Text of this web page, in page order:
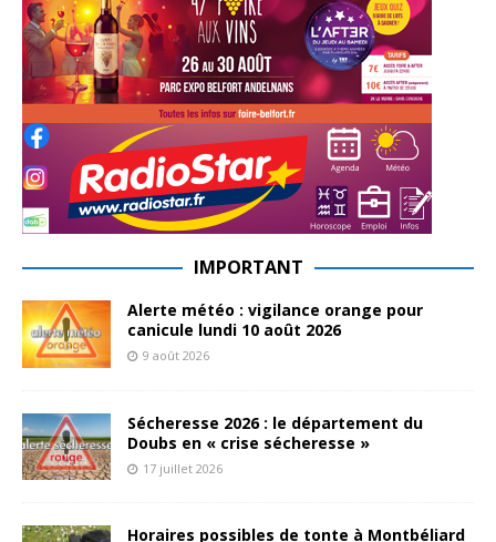
IMPORTANT
Alerte météo : vigilance orange pour
canicule lundi 10 août 2026
9 août 2026
Sécheresse 2026 : le département du
Doubs en « crise sécheresse »
17 juillet 2026
Horaires possibles de tonte à Montbéliard